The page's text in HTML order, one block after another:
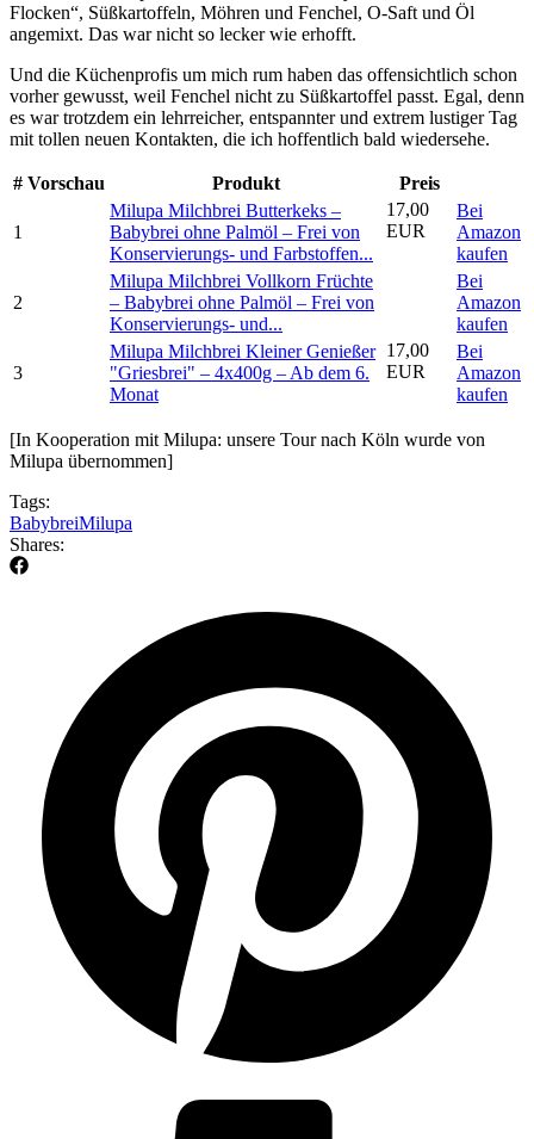
Flocken“, Süßkartoffeln, Möhren und Fenchel, O-Saft und Öl
angemixt. Das war nicht so lecker wie erhofft.
Und die Küchenprofis um mich rum haben das offensichtlich schon
vorher gewusst, weil Fenchel nicht zu Süßkartoffel passt. Egal, denn
es war trotzdem ein lehrreicher, entspannter und extrem lustiger Tag
mit tollen neuen Kontakten, die ich hoffentlich bald wiedersehe.
# Vorschau Produkt Preis
1
Milupa Milchbrei Butterkeks –
Babybrei ohne Palmöl – Frei von
Konservierungs- und Farbstoffen...
17,00
EUR
Bei
Amazon
kaufen
2
Milupa Milchbrei Vollkorn Früchte
– Babybrei ohne Palmöl – Frei von
Konservierungs- und...
Bei
Amazon
kaufen
3
Milupa Milchbrei Kleiner Genießer
"Griesbrei" – 4x400g – Ab dem 6.
Monat
17,00
EUR
Bei
Amazon
kaufen
[In Kooperation mit Milupa: unsere Tour nach Köln wurde von
Milupa übernommen]
Tags:
BabybreiMilupa
Shares: